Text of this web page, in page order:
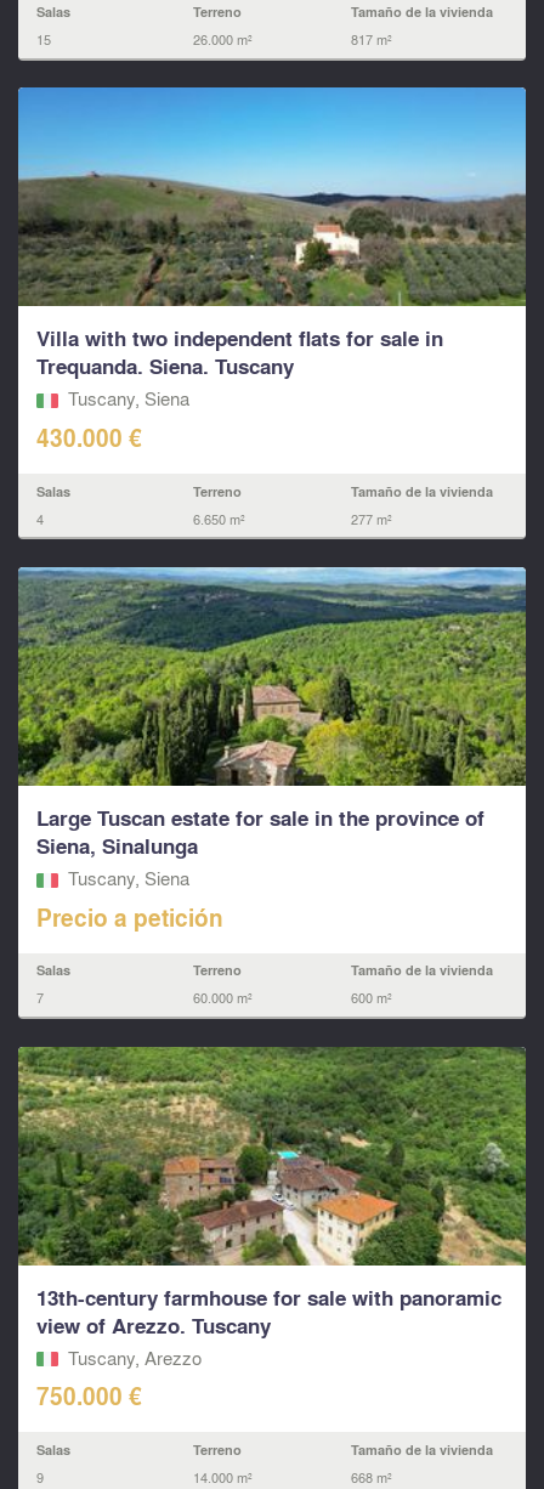
Salas
15
Terreno
26.000 m²
Tamaño de la vivienda
817 m²
Villa with two independent flats for sale in
Trequanda. Siena. Tuscany
Tuscany, Siena
430.000 €
Salas
4
Terreno
6.650 m²
Tamaño de la vivienda
277 m²
Large Tuscan estate for sale in the province of
Siena, Sinalunga
Tuscany, Siena
Precio a petición
Salas
7
Terreno
60.000 m²
Tamaño de la vivienda
600 m²
13th-century farmhouse for sale with panoramic
view of Arezzo. Tuscany
Tuscany, Arezzo
750.000 €
Salas
9
Terreno
14.000 m²
Tamaño de la vivienda
668 m²